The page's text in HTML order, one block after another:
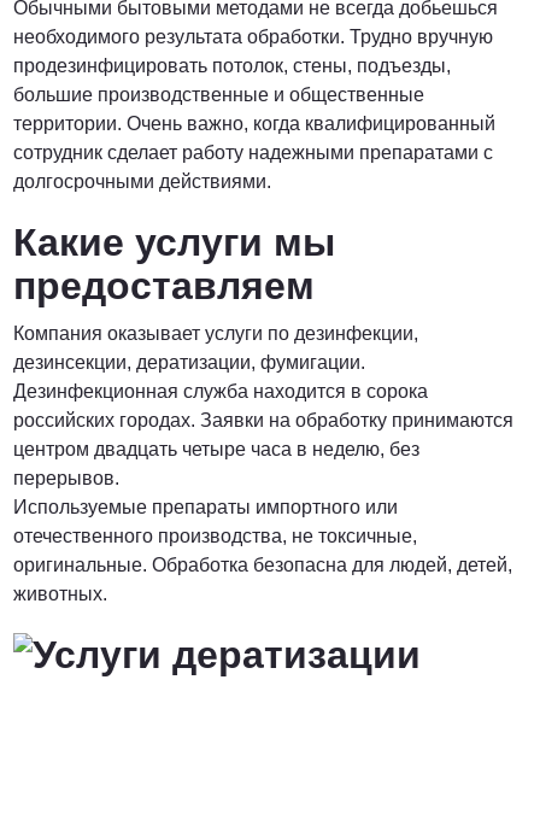
ПОЗВОНИТЬ
Обычными бытовыми методами не всегда добьешься
необходимого результата обработки. Трудно вручную
продезинфицировать потолок, стены, подъезды,
большие производственные и общественные
территории. Очень важно, когда квалифицированный
сотрудник сделает работу надежными препаратами с
долгосрочными действиями.
Какие услуги мы
предоставляем
Компания оказывает услуги по дезинфекции,
дезинсекции, дератизации, фумигации.
Дезинфекционная служба находится в сорока
российских городах. Заявки на обработку принимаются
центром двадцать четыре часа в неделю, без
перерывов.
Используемые препараты импортного или
отечественного производства, не токсичные,
оригинальные. Обработка безопасна для людей, детей,
животных.